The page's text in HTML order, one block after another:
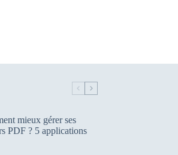
mieux gérer ses
PDF ? 5 applications